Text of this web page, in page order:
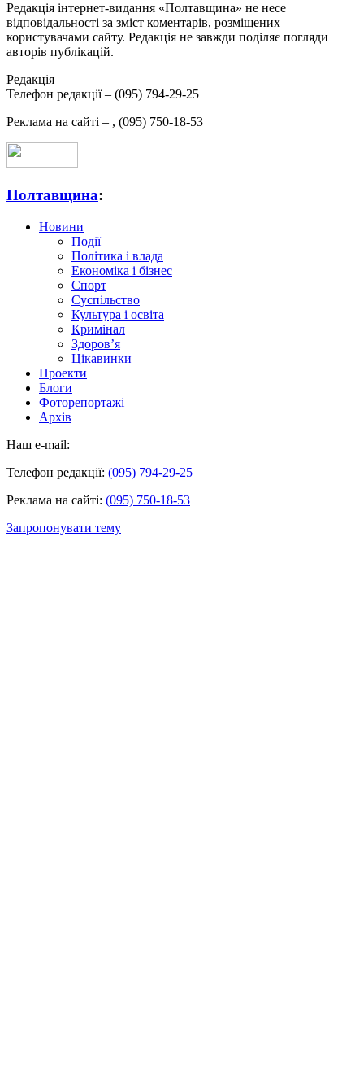
Редакція інтернет-видання «Полтавщина» не несе
відповідальності за зміст коментарів, розміщених
користувачами сайту. Редакція не завжди поділяє погляди
авторів публікацій.
Редакція –
Телефон редакції – (095) 794-29-25
Реклама на сайті – , (095) 750-18-53
Полтавщина:
Новини
Події
Політика і влада
Економіка і бізнес
Спорт
Суспільство
Культура і освіта
Кримінал
Здоров’я
Цікавинки
Проекти
Блоги
Фоторепортажі
Архів
Наш e-mail:
Телефон редакції: (095) 794-29-25
Реклама на сайті: (095) 750-18-53
Запропонувати тему